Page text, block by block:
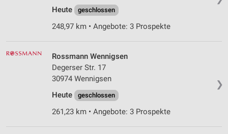
Heute
geschlossen
248,97 km • Angebote: 3 Prospekte
❯
Rossmann Wennigsen
Degerser Str. 17
30974 Wennigsen
Heute
geschlossen
261,23 km • Angebote: 3 Prospekte